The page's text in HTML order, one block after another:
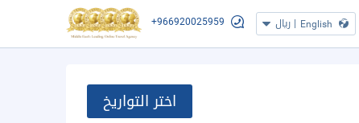
English
| ريال +966920025959
اختر التواريخ